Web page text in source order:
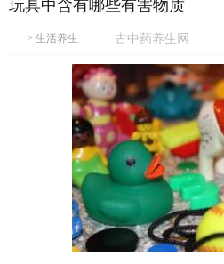
玩具中含有哪些有害物质
> 生活养生 古中药养生网